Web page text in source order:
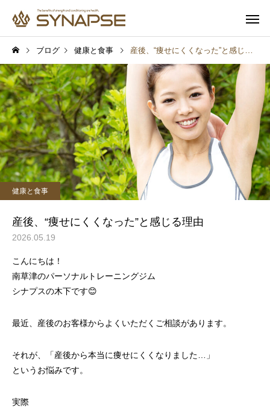
寄り添うサポート 多彩なオプ
通勤前でも安心 子供も一緒
健康と食事
毎日1時間の寝不足でも太
る？6週間の研究で起きた
変化
健康と食事
筋トレするとムキムキ
る？実は多くの人が誤
ていること
ブログ 健康と食事 産後、“痩せにくくなった”と感じる理由
健康と食事
産後、“痩せにくくなった”と感じる理由
2026.05.19
こんにちは！
南草津のパーソナルトレーニングジム
シナプスの木下です😊
最近、産後のお客様からよくいただくご相談があります。
それが、「産後から本当に痩せにくくなりました…」
というお悩みです。
実際